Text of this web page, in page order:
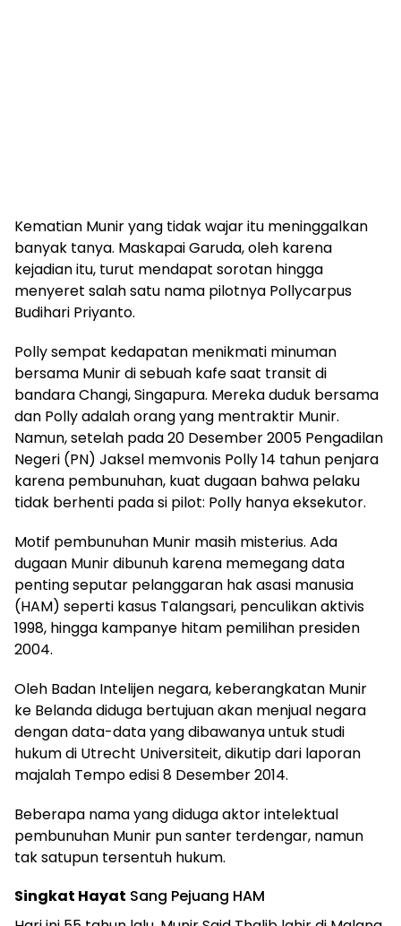
Kematian Munir yang tidak wajar itu meninggalkan
banyak tanya. Maskapai Garuda, oleh karena
kejadian itu, turut mendapat sorotan hingga
menyeret salah satu nama pilotnya Pollycarpus
Budihari Priyanto.
Polly sempat kedapatan menikmati minuman
bersama Munir di sebuah kafe saat transit di
bandara Changi, Singapura. Mereka duduk bersama
dan Polly adalah orang yang mentraktir Munir.
Namun, setelah pada 20 Desember 2005 Pengadilan
Negeri (PN) Jaksel memvonis Polly 14 tahun penjara
karena pembunuhan, kuat dugaan bahwa pelaku
tidak berhenti pada si pilot: Polly hanya eksekutor.
Motif pembunuhan Munir masih misterius. Ada
dugaan Munir dibunuh karena memegang data
penting seputar pelanggaran hak asasi manusia
(HAM) seperti kasus Talangsari, penculikan aktivis
1998, hingga kampanye hitam pemilihan presiden
2004.
Oleh Badan Intelijen negara, keberangkatan Munir
ke Belanda diduga bertujuan akan menjual negara
dengan data-data yang dibawanya untuk studi
hukum di Utrecht Universiteit, dikutip dari laporan
majalah Tempo edisi 8 Desember 2014.
Beberapa nama yang diduga aktor intelektual
pembunuhan Munir pun santer terdengar, namun
tak satupun tersentuh hukum.
Singkat Hayat Sang Pejuang HAM